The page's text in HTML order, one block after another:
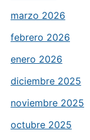
marzo 2026
febrero 2026
enero 2026
diciembre 2025
noviembre 2025
octubre 2025